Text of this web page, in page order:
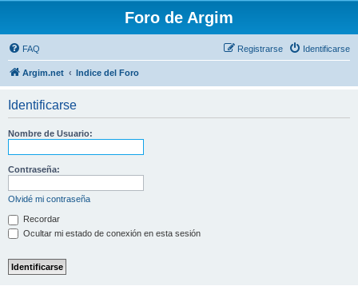
Foro de Argim
FAQ Identificarse
Registrarse
Argim.net Indice del Foro
Identificarse
Nombre de Usuario:
Contraseña:
Olvidé mi contraseña
Recordar
Ocultar mi estado de conexión en esta sesión